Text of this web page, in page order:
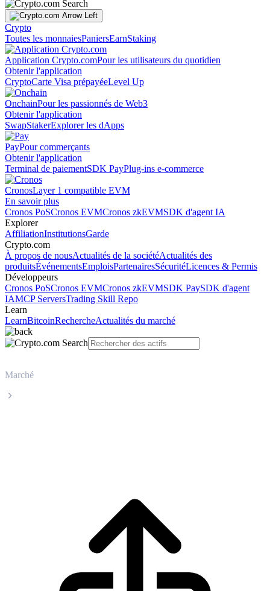
Crypto
Toutes les monnaiesPaniersEarnStaking
Application Crypto.comPour les utilisateurs du quotidien
Obtenir l'application
CryptoCarte Visa prépayéeLevel Up
OnchainPour les passionnés de Web3
Obtenir l'application
SwapStakerExplorer les dApps
PayPour commerçants
Obtenir l'application
Terminal de paiementSDK PayPlug-ins e-commerce
CronosLayer 1 compatible EVM
En savoir plus
Cronos PoSCronos EVMCronos zkEVMSDK d'agent IA
Explorer
AffiliationInstitutionsGarde
Crypto.com
À propos de nousActualités de la sociétéActualités des
produitsÉvénementsEmploisPartenairesSécuritéLicences & Permis
Développeurs
Cronos PoSCronos EVMCronos zkEVMSDK PaySDK d'agent
IAMCP ServersTrading Skill Repo
Learn
LearnBitcoinRechercheActualités du marché
Marché